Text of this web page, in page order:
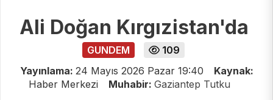
Ali Doğan Kırgızistan'da
GUNDEM
109
Yayınlama: 24 Mayıs 2026 Pazar 19:40
Kaynak:
Haber Merkezi
Muhabir: Gaziantep Tutku